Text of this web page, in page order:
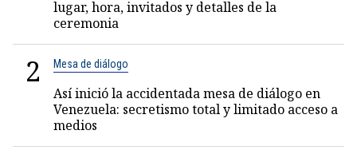
lugar, hora, invitados y detalles de la
ceremonia
2 Mesa de diálogo
Así inició la accidentada mesa de diálogo en
Venezuela: secretismo total y limitado acceso a
medios